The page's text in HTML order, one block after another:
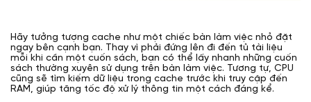
Hãy tưởng tượng cache như một chiếc bàn làm việc nhỏ đặt
ngay bên cạnh bạn. Thay vì phải đứng lên đi đến tủ tài liệu
mỗi khi cần một cuốn sách, bạn có thể lấy nhanh những cuốn
sách thường xuyên sử dụng trên bàn làm việc. Tương tự, CPU
cũng sẽ tìm kiếm dữ liệu trong cache trước khi truy cập đến
RAM, giúp tăng tốc độ xử lý thông tin một cách đáng kể.